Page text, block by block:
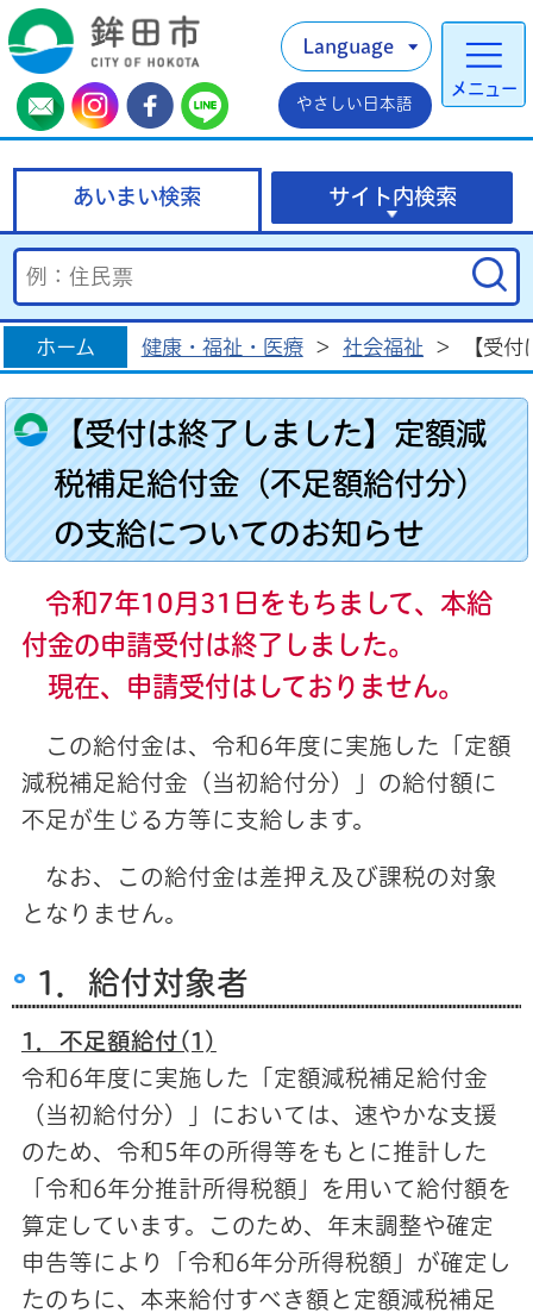
メニュー
Language
やさしい日本語
あいまい検索 サイト内検索
ホーム 健康・福祉・医療 > 社会福祉 > 【受
【受付は終了しました】定額減
税補足給付金（不足額給付分）
の支給についてのお知らせ
令和7年10月31日をもちまして、本給
付金の申請受付は終了しました。
現在、申請受付はしておりません。
この給付金は、令和6年度に実施した「定額
減税補足給付金（当初給付分）」の給付額に
不足が生じる方等に支給します。
なお、この給付金は差押え及び課税の対象
となりません。
1．給付対象者
1．不足額給付(1)
令和6年度に実施した「定額減税補足給付金
（当初給付分）」においては、速やかな支援
のため、令和5年の所得等をもとに推計した
「令和6年分推計所得税額」を用いて給付額を
算定しています。このため、年末調整や確定
申告等により「令和6年分所得税額」が確定し
たのちに、本来給付すべき額と定額減税補足